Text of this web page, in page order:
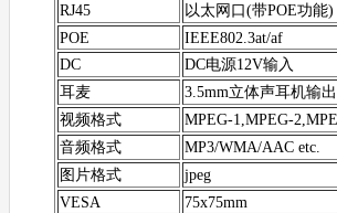
RJ45
以太网口(带POE功能)
POE
IEEE802.3at/af
DC
DC电源12V输入
耳麦
3.5mm立体声耳机输
视频格式
MPEG-1,MPEG-
音频格式
MP3/WMA/AAC etc.
图片格式
jpeg
VESA
75x75mm